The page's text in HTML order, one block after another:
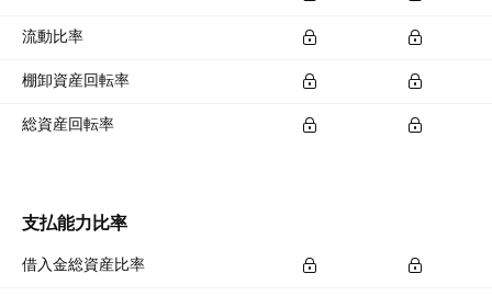
流動比率
棚卸資産回転率
総資産回転率
支払能力比率
借入金総資産比率